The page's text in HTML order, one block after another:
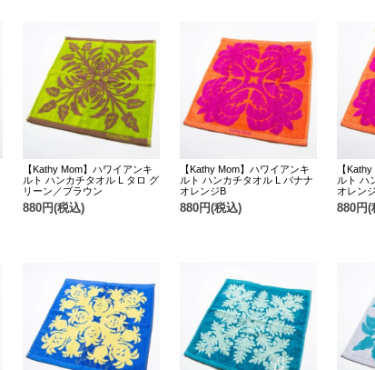
【Kathy Mom】ハワイアンキ
ルト ハンカチタオル L タロ グ
リーン／ブラウン
880円(税込)
【Kathy Mom】ハワイアンキ
ルト ハンカチタオル L バナナ
オレンジB
880円(税込)
【
ルト ハ
オレン
880円(